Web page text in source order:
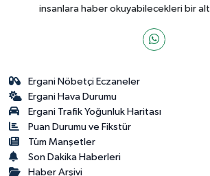
insanlara haber okuyabilecekleri bir
Ergani Nöbetçi Eczaneler
Ergani Hava Durumu
Ergani Trafik Yoğunluk Haritası
Puan Durumu ve Fikstür
Tüm Manşetler
Son Dakika Haberleri
Haber Arşivi